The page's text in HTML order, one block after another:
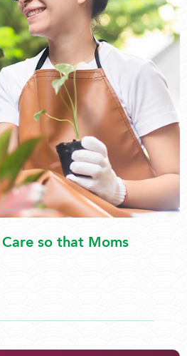
so that Moms